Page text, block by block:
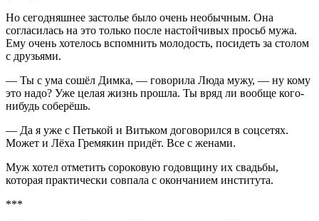
Но сегодняшнее застолье было очень необычным. Она
согласилась на это только после настойчивых просьб мужа.
Ему очень хотелось вспомнить молодость, посидеть за столом
с друзьями.
— Ты с ума сошёл Димка, — говорила Люда мужу, — ну кому
это надо? Уже целая жизнь прошла. Ты вряд ли вообще кого-
нибудь соберёшь.
— Да я уже с Петькой и Витьком договорился в соцсетях.
Может и Лёха Гремякин придёт. Все с женами.
Муж хотел отметить сороковую годовщину их свадьбы,
которая практически совпала с окончанием института.
***